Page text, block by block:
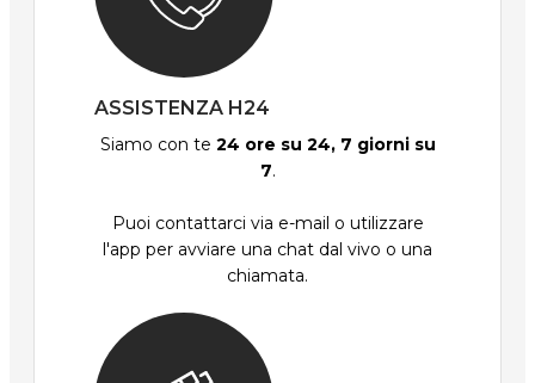
ASSISTENZA H24
Siamo con te 24 ore su 24, 7 giorni su
7.
Puoi contattarci via e-mail o utilizzare
l'app per avviare una chat dal vivo o una
chiamata.